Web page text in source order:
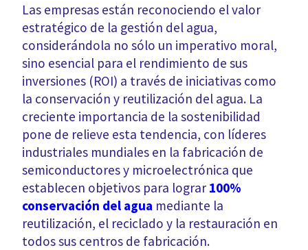
Las empresas están reconociendo el valor
estratégico de la gestión del agua,
considerándola no sólo un imperativo moral,
sino esencial para el rendimiento de sus
inversiones (ROI) a través de iniciativas como
la conservación y reutilización del agua. La
creciente importancia de la sostenibilidad
pone de relieve esta tendencia, con líderes
industriales mundiales en la fabricación de
semiconductores y microelectrónica que
establecen objetivos para lograr 100%
conservación del agua mediante la
reutilización, el reciclado y la restauración en
todos sus centros de fabricación.